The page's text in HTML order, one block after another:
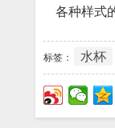
各种样式
标签： 水杯